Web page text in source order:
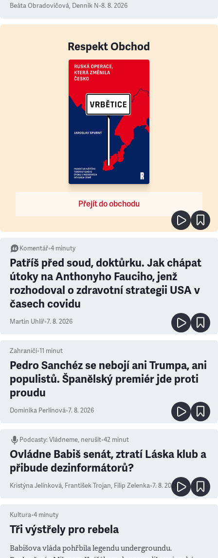
Beáta Obradovičová, Denník N•8. 8. 2026
Respekt Obchod
Přejít do obchodu
Komentář•4 minuty
Patříš před soud, doktůrku. Jak chápat
útoky na Anthonyho Fauciho, jenž
rozhodoval o zdravotní strategii USA v
časech covidu
Martin Uhlíř•7. 8. 2026
Zahraničí•11 minut
Pedro Sanchéz se nebojí ani Trumpa, ani
populistů. Španělský premiér jde proti
proudu
Dominika Perlínová•7. 8. 2026
Podcasty:Vládneme, nerušit•42 minut
Ovládne Babiš senát, ztratí Láska klub a
přibude dezinformátorů?
Kristýna Jelínková, František Trojan, Filip Zelenka•7. 8. 2026
Kultura•4 minuty
Tři výstřely pro rebela
Babišova vláda pohřbila legendu undergroundu.